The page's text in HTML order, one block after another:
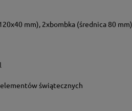
mm), 2xbombka (średnica 80
świątecznych